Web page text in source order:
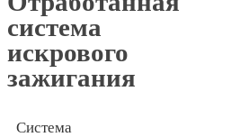
система
искрового
зажигания
Система